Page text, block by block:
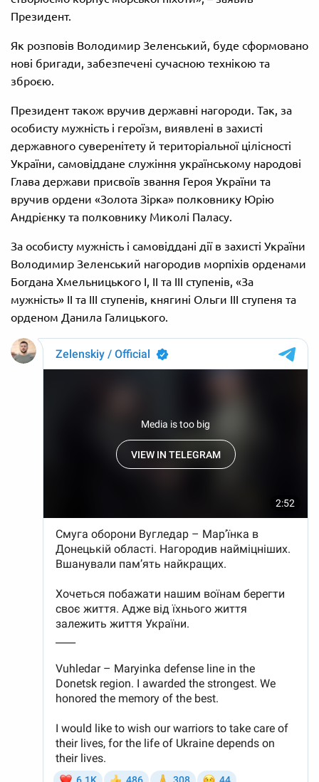
Президент.
Як розповів Володимир Зеленський, буде сформовано
нові бригади, забезпечені сучасною технікою та
зброєю.
Президент також вручив державні нагороди. Так, за
особисту мужність і героїзм, виявлені в захисті
державного суверенітету й територіальної цілісності
України, самовіддане служіння українському народові
Глава держави присвоїв звання Героя України та
вручив ордени «Золота Зірка» полковнику Юрію
Андрієнку та полковнику Миколі Паласу.
За особисту мужність і самовіддані дії в захисті України
Володимир Зеленський нагородив морпіхів орденами
Богдана Хмельницького І, ІІ та ІІІ ступенів, «За
мужність» ІІ та ІІІ ступенів, княгині Ольги ІІІ ступеня та
орденом Данила Галицького.